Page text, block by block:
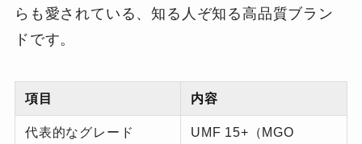
らも愛されている、知る人ぞ知る高品質ブラン
ドです。
項目 内容
代表的なグレード
UMF 15+（MGO